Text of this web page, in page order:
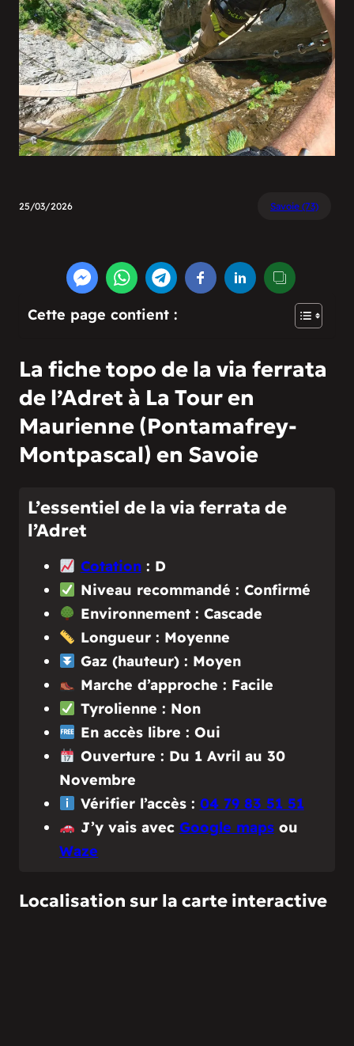
25/03/2026 Savoie (73)
Cette page contient :
La fiche topo de la via ferrata
de l’Adret à La Tour en
Maurienne (Pontamafrey-
Montpascal) en Savoie
L’essentiel de la via ferrata de
l’Adret
Cotation: D
Niveau recommandé : Confirmé
Environnement : Cascade
Longueur : Moyenne
Gaz (hauteur) : Moyen
Marche d’approche : Facile
Tyrolienne : Non
En accès libre : Oui
Ouverture : Du 1 Avril au 30
Novembre
Vérifier l’accès : 04 79 83 51 51
J’y vais avec Google mapsou
Waze
Localisation sur la carte interactive